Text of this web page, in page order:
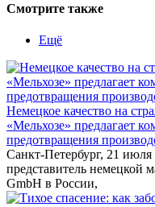
Смотрите также
Ещё
Немецкое качество на
«Мельхозе» предлагает
предотвращения
Санкт-Петербург, 21
представитель немецкой
GmbH в России,